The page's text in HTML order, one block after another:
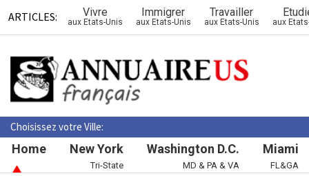
ARTICLES: Vivre
aux Etats-Unis
Immigrer
aux Etats-Unis
Travailler
aux Etats-Unis aux
Choisissez votre Ville:
Home New York
Tri-State
Washington D.C.
MD & PA & VA
Miami
FL&GA